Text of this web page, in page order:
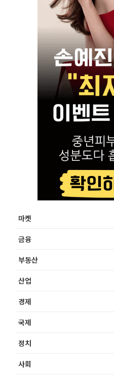
마켓
금융
부동산
산업
경제
국제
정치
사회